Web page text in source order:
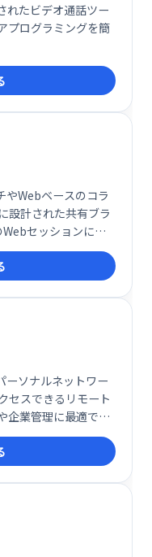
れたビデオ通話ツー
プログラミングを簡
Webベースのコラ
設計された共有ブラ
セッションに最
ループメンバーと同
さい。
ソナルネットワー
セスできるリモート
企業管理に最適で、
にアクセスできま
リモートワークを